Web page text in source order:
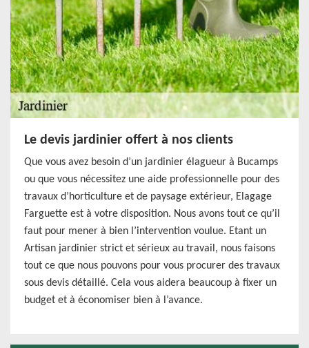
Le devis jardinier offert à nos clients
Que vous avez besoin d’un jardinier élagueur à Bucamps
ou que vous nécessitez une aide professionnelle pour des
travaux d’horticulture et de paysage extérieur, Elagage
Farguette est à votre disposition. Nous avons tout ce qu’il
faut pour mener à bien l’intervention voulue. Etant un
Artisan jardinier strict et sérieux au travail, nous faisons
tout ce que nous pouvons pour vous procurer des travaux
sous devis détaillé. Cela vous aidera beaucoup à fixer un
budget et à économiser bien à l’avance.